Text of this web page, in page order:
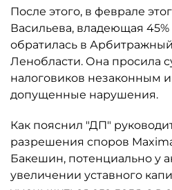
После этого, в феврале
Васильева, владеющая
обратилась в
Ленобласти. Она просила
налоговиков незаконным и
допущенные нарушения.
Как пояснил "ДП"
разрешения споров
Бакешин, потенциально у
увеличении уставного